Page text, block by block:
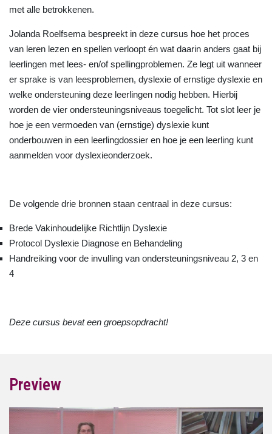
met alle betrokkenen.
Jolanda Roelfsema bespreekt in deze cursus hoe het proces
van leren lezen en spellen verloopt én wat daarin anders gaat bij
leerlingen met lees- en/of spellingproblemen. Ze legt uit wanneer
er sprake is van leesproblemen, dyslexie of ernstige dyslexie en
welke ondersteuning deze leerlingen nodig hebben. Hierbij
worden de vier ondersteuningsniveaus toegelicht. Tot slot leer je
hoe je een vermoeden van (ernstige) dyslexie kunt
onderbouwen in een leerlingdossier en hoe je een leerling kunt
aanmelden voor dyslexieonderzoek.
De volgende drie bronnen staan centraal in deze cursus:
Brede Vakinhoudelijke Richtlijn Dyslexie
Protocol Dyslexie Diagnose en Behandeling
Handreiking voor de invulling van ondersteuningsniveau 2, 3 en
4
Deze cursus bevat een groepsopdracht!
Preview